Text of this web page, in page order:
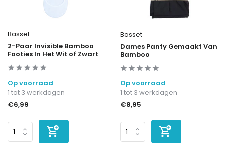
Basset
2-Paar Invisible Bamboo
Footies In Het Wit of Zwart
Op voorraad
1 tot 3 werkdagen
€6,99
Basset
Dames Panty Gemaakt Van
Bamboo
Op voorraad
1 tot 3 werkdagen
€8,95